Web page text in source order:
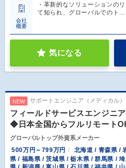
会社
概要
・革新的なソリューションの
て知られ、グローバルでのト…
気になる
NEW サポートエンジニア（メディカル）
フィールドサービスエンジニ
◆日本全国からフルリモート
グローバルトップ外資系メーカー
500万円～799万円
北海道 / 青森県 /
県 / 福島県 / 茨城県 / 栃木県 / 群馬県 /